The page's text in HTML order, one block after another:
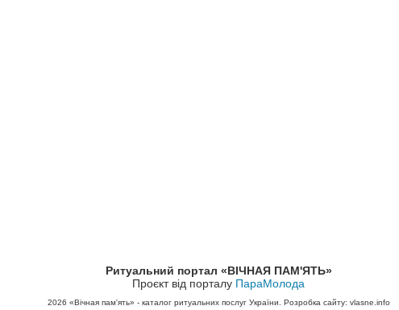
Ритуальний портал «ВІЧНАЯ ПАМ'ЯТЬ»
Проєкт від порталу ПараМолода
2026 «Вічная пам'ять» - каталог ритуальних послуг України. Розробка сайту: vlasne.info